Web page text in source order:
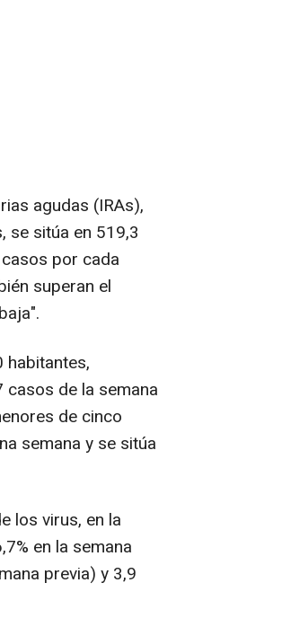
agudas (IRAs),
se sitúa en 519,3
por cada
superan el
de la semana
de cinco
semana y se sitúa
los virus, en la
en la semana
previa) y 3,9